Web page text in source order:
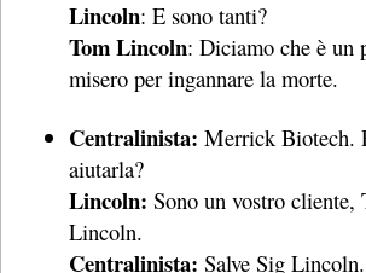
Lincoln: E sono tanti?
Tom Lincoln: Diciamo che è un
misero per ingannare la morte.
Centralinista:Merrick Biotech.
aiutarla?
Lincoln:Sono un vostro cliente,
Lincoln.
Centralinista: Salve Sig Lincoln.